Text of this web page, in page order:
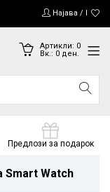
Најава /
Артикли: 0
Вк.: 0ден.
Предлози за подарок
Watch